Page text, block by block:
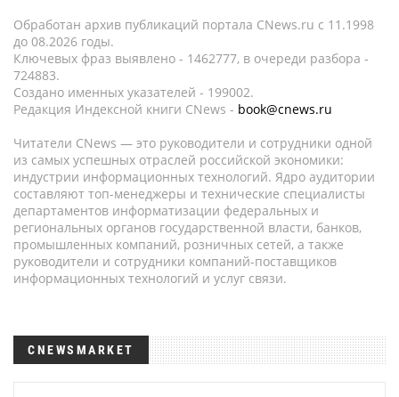
Обработан архив публикаций портала CNews.ru c 11.1998
до 08.2026 годы.
Ключевых фраз выявлено - 1462777, в очереди разбора -
724883.
Создано именных указателей - 199002.
Редакция Индексной книги CNews - book@cnews.ru
Читатели CNews — это руководители и сотрудники одной
из самых успешных отраслей российской экономики:
индустрии информационных технологий. Ядро аудитории
составляют топ-менеджеры и технические специалисты
департаментов информатизации федеральных и
региональных органов государственной власти, банков,
промышленных компаний, розничных сетей, а также
руководители и сотрудники компаний-поставщиков
информационных технологий и услуг связи.
CNEWSMARKET